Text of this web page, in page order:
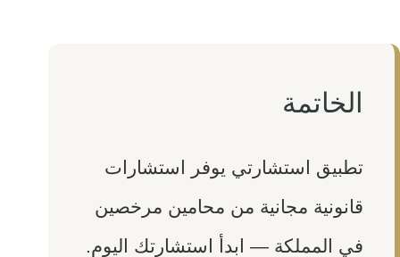
الخاتمة
تطبيق استشارتي يوفر استشارات
قانونية مجانية من محامين مرخصين
في المملكة — ابدأ استشارتك اليوم.